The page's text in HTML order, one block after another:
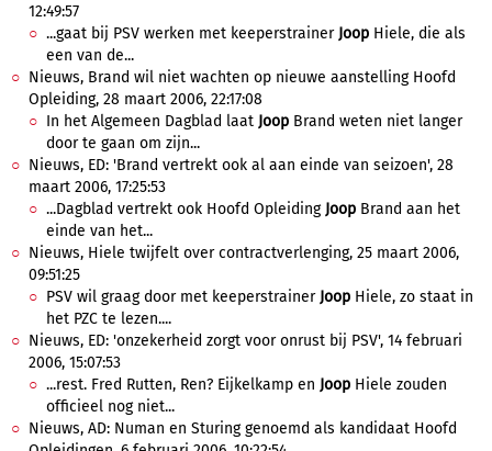
12:49:57
...gaat bij PSV werken met keeperstrainer Joop Hiele, die als
een van de...
Nieuws, Brand wil niet wachten op nieuwe aanstelling Hoofd
Opleiding, 28 maart 2006, 22:17:08
In het Algemeen Dagblad laat Joop Brand weten niet langer
door te gaan om zijn...
Nieuws, ED: 'Brand vertrekt ook al aan einde van seizoen', 28
maart 2006, 17:25:53
...Dagblad vertrekt ook Hoofd Opleiding Joop Brand aan het
einde van het...
Nieuws, Hiele twijfelt over contractverlenging, 25 maart 2006,
09:51:25
PSV wil graag door met keeperstrainer Joop Hiele, zo staat in
het PZC te lezen....
Nieuws, ED: 'onzekerheid zorgt voor onrust bij PSV', 14 februari
2006, 15:07:53
...rest. Fred Rutten, Ren? Eijkelkamp en Joop Hiele zouden
officieel nog niet...
Nieuws, AD: Numan en Sturing genoemd als kandidaat Hoofd